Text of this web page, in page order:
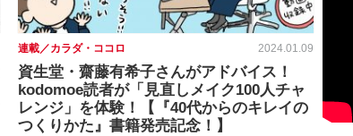
連載／カラダ・ココロ 2024.01.09
資生堂・齋藤有希子さんがアドバイス！
kodomoe読者が「見直しメイク100人チャ
レンジ」を体験！【『40代からのキレイの
つくりかた』書籍発売記念！】